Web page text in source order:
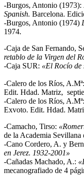
-Burgos, Antonio (1973):
Spanish. Barcelona.
-Burgos, Antonio (1974)
1974.
-Caja de San Fernando,
retablo de la Virgen del
-Caja SUR: «El Rocío de
-Calero de los Ríos, A.Mª:
Edit. Hdad. Matriz,
-Calero de los Ríos,
Exvoto. Edit. Hdad.
-Camacho, Tirso:
de la Academia Sevillana
-Cano Cordero, A. y
en Jerez. 1932-2001»
-Cañadas Machado, A.:
mecanografiado de 4